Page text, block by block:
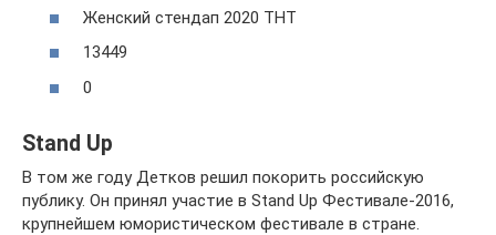
Женский стендап 2020 ТНТ
13449
0
Stand Up
В том же году Детков решил покорить российскую
публику. Он принял участие в Stand Up Фестивале-2016,
крупнейшем юмористическом фестивале в стране.